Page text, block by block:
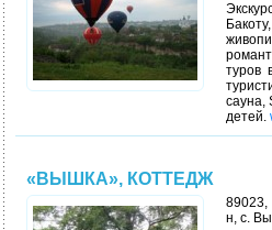
туров
сауна,
детей.
«ВЫШКА», КОТТЕДЖ
89023,
н, с.